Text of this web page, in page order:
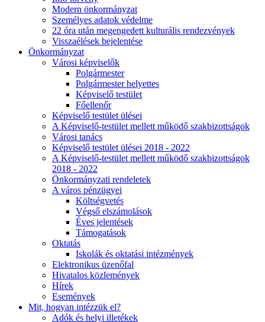
Modern önkormányzat
Személyes adatok védelme
22 óra után megengedett kulturális rendezvények
Visszaélések bejelentése
Önkormányzat
Városi képviselők
Polgármester
Polgármester helyettes
Képviselő testület
Főellenőr
Képviselő testület ülései
A Képviselő-testület mellett működő szakbizottságok
Városi tanács
Képviselő testület ülései 2018 - 2022
A Képviselő-testület mellett működő szakbizottságok
2018 - 2022
Önkormányzati rendeletek
A város pénzügyei
Költségvetés
Végső elszámolások
Éves jelentések
Támogatások
Oktatás
Iskolák és oktatási intézmények
Elektronikus üzenőfal
Hivatalos közlemények
Hírek
Események
Mit, hogyan intézzük el?
Adók és helyi illetékek